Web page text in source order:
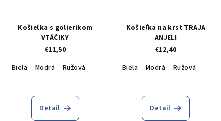
Košieľka s golierikom
VTÁČIKY
€11,50
Biela
Modrá Ružová
Detail
Košieľka na krst TRAJA
ANJELI
€12,40
Biela
Modrá Ružová
Detail